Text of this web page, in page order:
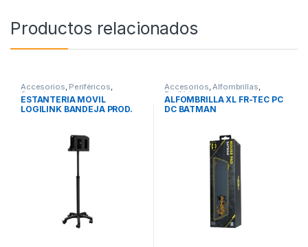
Productos relacionados
Accesorios, Periféricos,
Soportes
ESTANTERIA MÓVIL
LOGILINK BANDEJA PROD.
Accesorios,Alfombrillas,
Periféricos
ALFOMBRILLA XL FR-TEC PC
DC BATMAN